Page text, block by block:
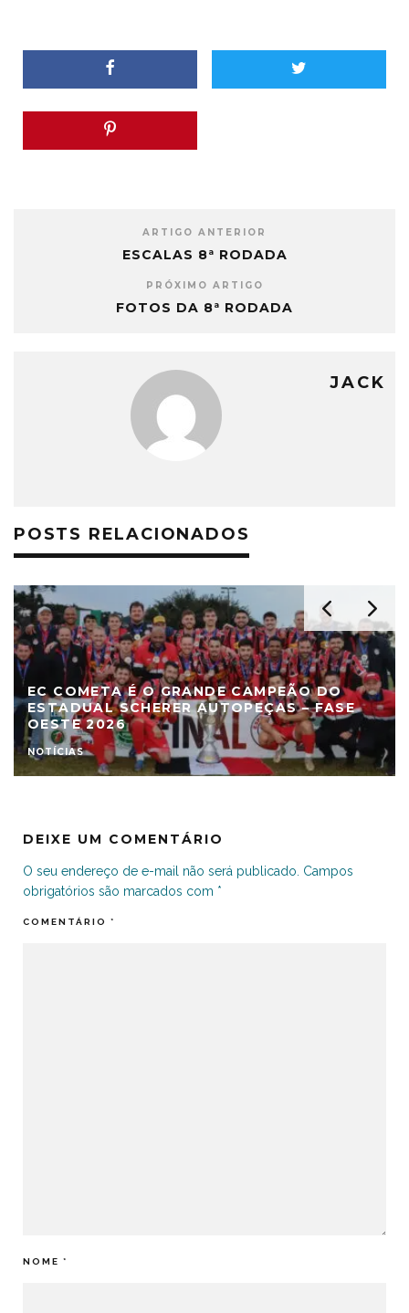
ARTIGO ANTERIOR
ESCALAS 8ª RODADA
PRÓXIMO ARTIGO
FOTOS DA 8ª RODADA
JACK
POSTS RELACIONADOS
EC COMETA É O GRANDE CAMPEÃO DO
ESTADUAL SCHERER AUTOPEÇAS – FASE
OESTE 2026
NOTÍCIAS
DEIXE UM COMENTÁRIO
O seu endereço de e-mail não será publicado. Campos
obrigatórios são marcados com *
COMENTÁRIO *
NOME *